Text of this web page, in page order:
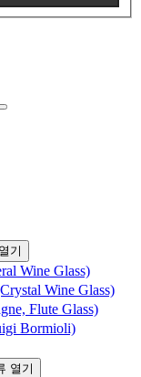
기
Wine Glass)
Wine Glass)
Flute Glass)
Bormioli)
열기